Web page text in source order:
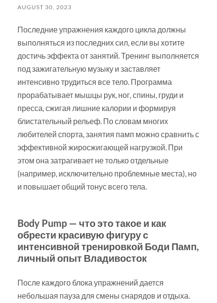
AUGUST 30, 2023
Последние упражнения каждого цикла должны
выполняться из последних сил, если вы хотите
достичь эффекта от занятий. Тренинг выполняется
под зажигательную музыку и заставляет
интенсивно трудиться все тело. Программа
прорабатывает мышцы рук, ног, спины, груди и
пресса, сжигая лишние калории и формируя
блистательный рельеф. По словам многих
любителей спорта, занятия памп можно сравнить с
эффективной жиросжигающей нагрузкой. При
этом она затрагивает не только отдельные
(например, исключительно проблемные места), но
и повышает общий тонус всего тела.
Body Pump — что это такое и как
обрести красивую фигуру с
интенсивной тренировкой Боди Памп,
личный опыт Владивосток
После каждого блока упражнений дается
небольшая пауза для смены снарядов и отдыха.